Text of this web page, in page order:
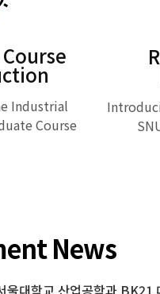
Industrial
Course
News